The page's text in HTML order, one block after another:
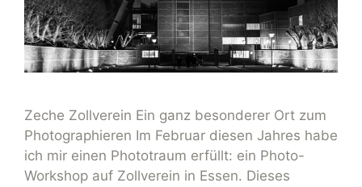
Zeche Zollverein Ein ganz besonderer Ort zum
Photographieren Im Februar diesen Jahres habe
ich mir einen Phototraum erfüllt: ein Photo-
Workshop auf Zollverein in Essen. Dieses